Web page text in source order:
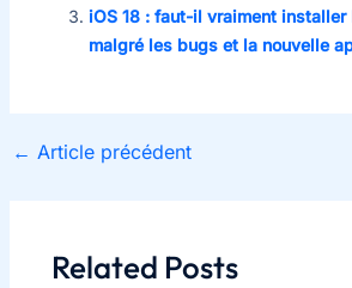
iOS 18 : faut-il vraiment installer
malgré les bugs et la nouvelle
← Article précédent
Related Posts